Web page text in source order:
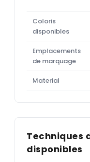
Coloris
disponibles
Emplacements
de marquage
Material
Techniques
disponibles